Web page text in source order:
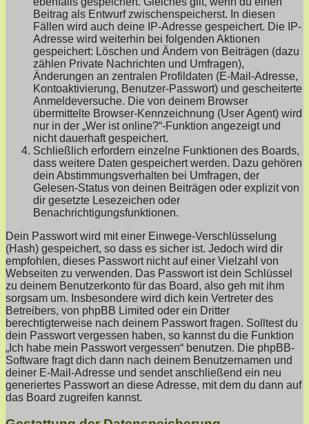
Beitrag als Entwurf zwischenspeicherst. In diesen
Fällen wird auch deine IP-Adresse gespeichert. Die IP-
Adresse wird weiterhin bei folgenden Aktionen
gespeichert: Löschen und Ändern von Beiträgen (dazu
zählen Private Nachrichten und Umfragen),
Änderungen an zentralen Profildaten (E-Mail-Adresse,
Kontoaktivierung, Benutzer-Passwort) und gescheiterte
Anmeldeversuche. Die von deinem Browser
übermittelte Browser-Kennzeichnung (User Agent) wird
nur in der „Wer ist online?“-Funktion angezeigt und
nicht dauerhaft gespeichert.
Schließlich erfordern einzelne Funktionen des Boards,
dass weitere Daten gespeichert werden. Dazu gehören
dein Abstimmungsverhalten bei Umfragen, der
Gelesen-Status von deinen Beiträgen oder explizit von
dir gesetzte Lesezeichen oder
Benachrichtigungsfunktionen.
Dein Passwort wird mit einer Einwege-Verschlüsselung
(Hash) gespeichert, so dass es sicher ist. Jedoch wird dir
empfohlen, dieses Passwort nicht auf einer Vielzahl von
Webseiten zu verwenden. Das Passwort ist dein Schlüssel
zu deinem Benutzerkonto für das Board, also geh mit ihm
sorgsam um. Insbesondere wird dich kein Vertreter des
Betreibers, von phpBB Limited oder ein Dritter
berechtigterweise nach deinem Passwort fragen. Solltest du
dein Passwort vergessen haben, so kannst du die Funktion
„Ich habe mein Passwort vergessen“ benutzen. Die phpBB-
Software fragt dich dann nach deinem Benutzernamen und
deiner E-Mail-Adresse und sendet anschließend ein neu
generiertes Passwort an diese Adresse, mit dem du dann auf
das Board zugreifen kannst.